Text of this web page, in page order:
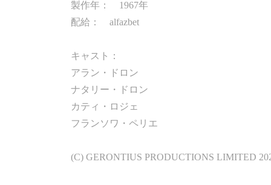
製作年： 1967年
配給： alfazbet
キャスト：
アラン・ドロン
ナタリー・ドロン
カティ・ロジェ
フランソワ・ペリエ
(C) GERONTIUS PRODUCTIONS LIMITED